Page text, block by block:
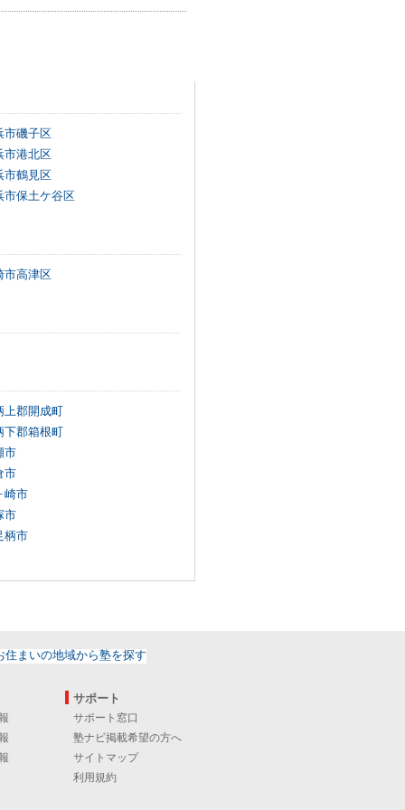
市磯子区
市港北区
市鶴見区
市保土ケ谷区
市高津区
上郡開成町
下郡箱根町
市
市
崎市
市
柄市
サポート
サポート窓口
塾ナビ掲載希望の方へ
サイトマップ
利用規約